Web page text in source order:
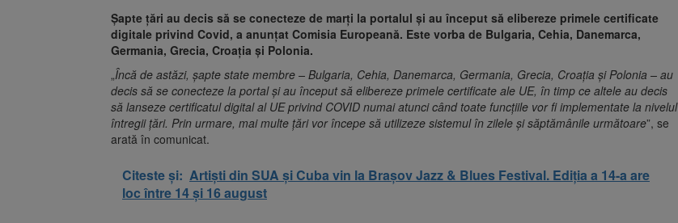
Şapte ţări au decis să se conecteze de marţi la portalul şi au început să elibereze primele certificate
digitale privind Covid, a anunţat Comisia Europeană. Este vorba de Bulgaria, Cehia, Danemarca,
Germania, Grecia, Croaţia şi Polonia.
„Încă de astăzi, şapte state membre – Bulgaria, Cehia, Danemarca, Germania, Grecia, Croaţia şi Polonia – au
decis să se conecteze la portal şi au început să elibereze primele certificate ale UE, în timp ce altele au decis
să lanseze certificatul digital al UE privind COVID numai atunci când toate funcţiile vor fi implementate la nivelul
întregii ţări. Prin urmare, mai multe ţări vor începe să utilizeze sistemul în zilele şi săptămânile următoare”, se
arată în comunicat.
Citeste și: Artiști din SUA și Cuba vin la Brașov Jazz & Blues Festival. Ediția a 14-a are
loc între 14 și 16 august